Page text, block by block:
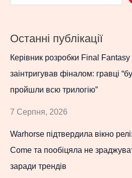
Останні публікації
Керівник розробки Final
заінтригував фіналом: гравці
пройшли всю трилогію”
7 Серпня, 2026
Warhorse підтвердила вікно
Come та пообіцяла не
заради трендів